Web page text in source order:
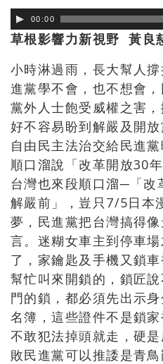
00:00
草根影響力新視野 黃良
小時淋過雨，長大幫人
進黨學不會，也不想會
黨外人士飽受威權之害
好不容易盼到解嚴及開
自由民主法治交給民進
順口溜說「改革開放30
台灣也來段順口溜─「改
解嚴前」，豈只7/5日本
夢，民進黨把台灣搞得
言。迷糊女車主到停車
了，家鑰匙及手機又鎖
幫忙叫來開鎖的，鎖匠
門的鎖，都必須先出示
名簿，這些證件不是鎖
不敢犯法掉頭就走，硬
敗民進黨可以推諉是青